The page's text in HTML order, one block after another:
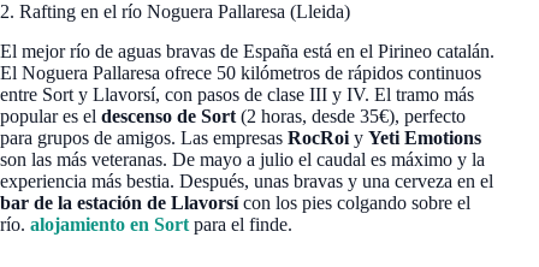
2. Rafting en el río Noguera Pallaresa (Lleida)
El mejor río de aguas bravas de España está en el Pirineo catalán.
El Noguera Pallaresa ofrece 50 kilómetros de rápidos continuos
entre Sort y Llavorsí, con pasos de clase III y IV. El tramo más
popular es el descenso de Sort (2 horas, desde 35€), perfecto
para grupos de amigos. Las empresas RocRoi y Yeti Emotions
son las más veteranas. De mayo a julio el caudal es máximo y la
experiencia más bestia. Después, unas bravas y una cerveza en el
bar de la estación de Llavorsícon los pies colgando sobre el
río. alojamiento en Sort para el finde.